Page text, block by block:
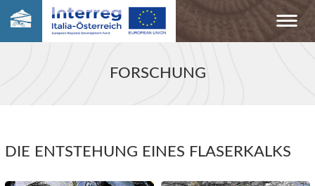
FORSCHUNG
DIE ENTSTEHUNG EINES FLASERKALKS